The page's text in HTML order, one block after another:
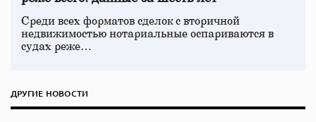
Среди всех форматов сделок с вторичной
недвижимостью нотариальные оспариваются в
судах реже…
ДРУГИЕ НОВОСТИ